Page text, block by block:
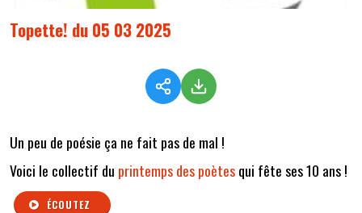
Topette! du 05 03 2025
Un peu de poésie ça ne fait pas de mal !
Voici le collectif du printemps des poètesqui fête ses 10 ans !
ÉCOUTEZ